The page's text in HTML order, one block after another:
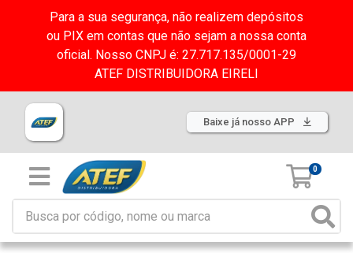
Para a sua segurança, não realizem depósitos
ou PIX em contas que não sejam a nossa conta
oficial. Nosso CNPJ é: 27.717.135/0001-29
ATEF DISTRIBUIDORA EIRELI
Baixe já nosso APP
0